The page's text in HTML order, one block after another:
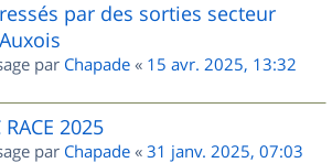
par des sorties secteur
par Chapade « 15 avr. 2025, 13:32
2025
par Chapade « 31 janv. 2025, 07:03